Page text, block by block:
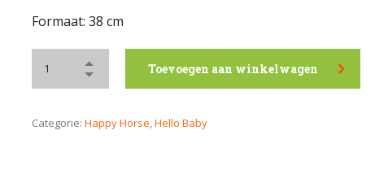
Formaat: 38 cm
Toevoegen aan winkelwagen
Categorie: Happy Horse,Hello Baby